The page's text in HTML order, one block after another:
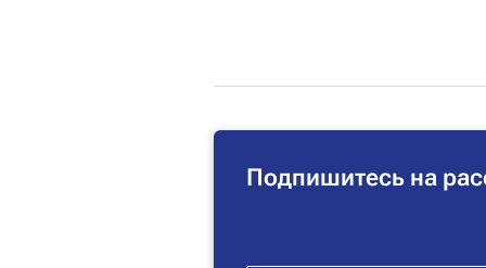
Подпишитесь на